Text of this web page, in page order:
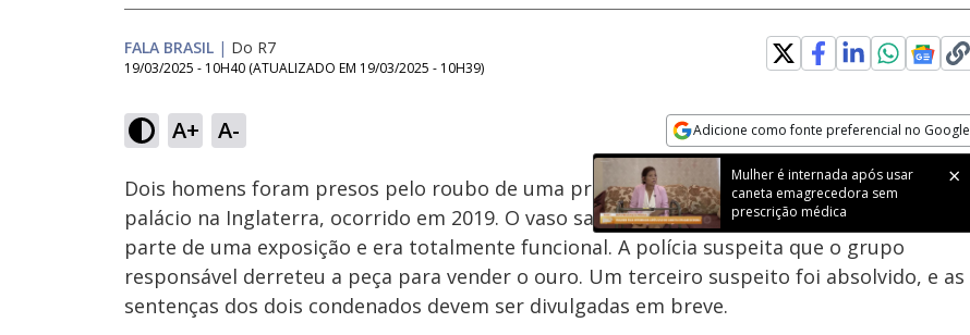
FALA BRASIL | Do R7
19/03/2025 - 10H40 (ATUALIZADO EM 19/03/2025 - 10H39)
A+ A- Adicione como fonte preferencial no Google
Opens in new window
Mulher é internada após usar
caneta emagrecedora sem
prescrição médica
Ativar
Som
Velocidade
Dois homens foram presos pelo roubo de uma privada de ouro de 18 quilates em um
palácio na Inglaterra, ocorrido em 2019. O vaso sanitário, avaliado em R$ 36 milhões, fazia
parte de uma exposição e era totalmente funcional. A polícia suspeita que o grupo
responsável derreteu a peça para vender o ouro. Um terceiro suspeito foi absolvido, e as
sentenças dos dois condenados devem ser divulgadas em breve.